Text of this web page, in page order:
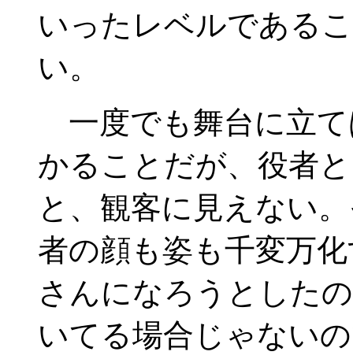
いったレベルである
い。
一度でも舞台に立
かることだが、役者
と、観客に見えない
者の顔も姿も千変万
さんになろうとした
いてる場合じゃない